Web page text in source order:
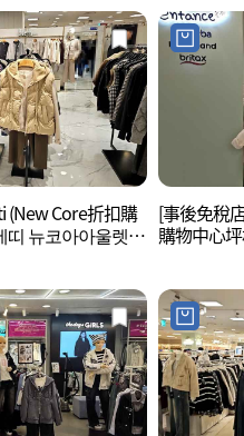
(New Core折扣購
띠 뉴코아아울렛
[事後免稅
購物中心